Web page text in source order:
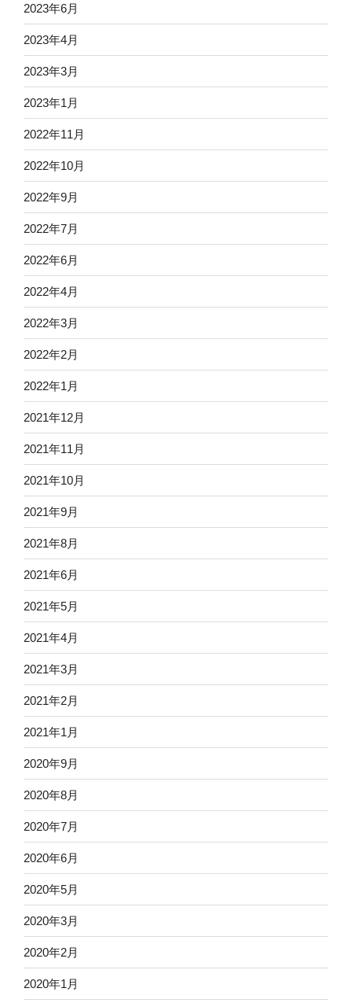
2023年6月
2023年4月
2023年3月
2023年1月
2022年11月
2022年10月
2022年9月
2022年7月
2022年6月
2022年4月
2022年3月
2022年2月
2022年1月
2021年12月
2021年11月
2021年10月
2021年9月
2021年8月
2021年6月
2021年5月
2021年4月
2021年3月
2021年2月
2021年1月
2020年9月
2020年8月
2020年7月
2020年6月
2020年5月
2020年3月
2020年2月
2020年1月